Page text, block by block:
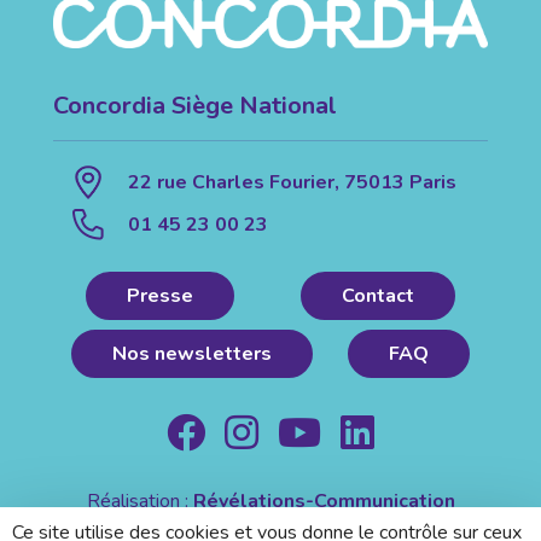
Concordia Siège National
22 rue Charles Fourier, 75013 Paris
01 45 23 00 23
Presse Contact
Nos newsletters FAQ
Réalisation :Révélations-Communication
Mentions légales| Politique de confidentialité
Ce site utilise des cookies et vous donne le contrôle sur ceux